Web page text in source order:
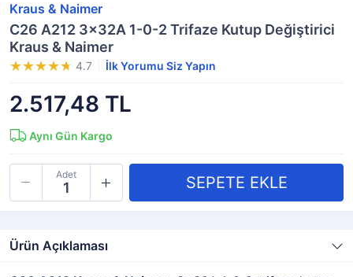
Kraus & Naimer
C26 A212 3x32A 1-0-2 Trifaze Kutup Değiştirici
Kraus & Naimer
4.7 İlk Yorumu Siz Yapın
2.517,48 TL
Aynı Gün Kargo
Adet
Ürün Açıklaması